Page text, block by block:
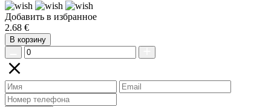
Добавить в избранное
2.68 €
В корзину